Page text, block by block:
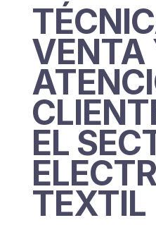
VENTA
EL
TEXTIL